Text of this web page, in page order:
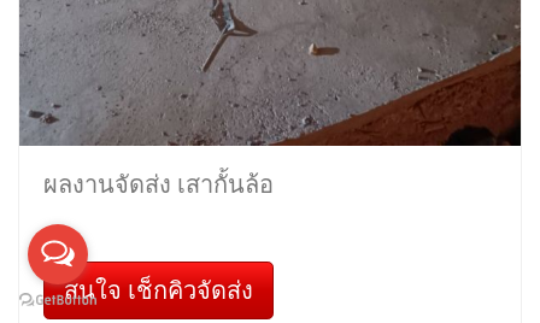
ผลงานจัดส่ง เสากั้นล้อ
สนใจ เช็กคิวจัดส่ง